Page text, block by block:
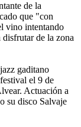
de la
que "con
vino intentando
disfrutar de la zona
gaditano
el 9 de
Actuación a
su disco Salvaje